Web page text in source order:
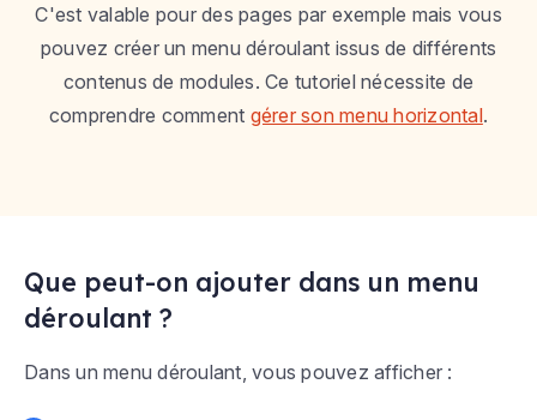
C'est valable pour des pages par exemple mais vous
pouvez créer un menu déroulant issus de différents
contenus de modules. Ce tutoriel nécessite de
comprendre comment gérer son menu horizontal.
Que peut-on ajouter dans un menu
déroulant ?
Dans un menu déroulant, vous pouvez afficher :